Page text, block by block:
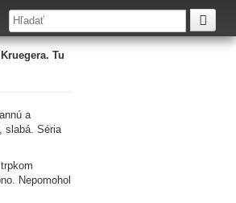
Tu
a
slabá. Séria
Nepomohol